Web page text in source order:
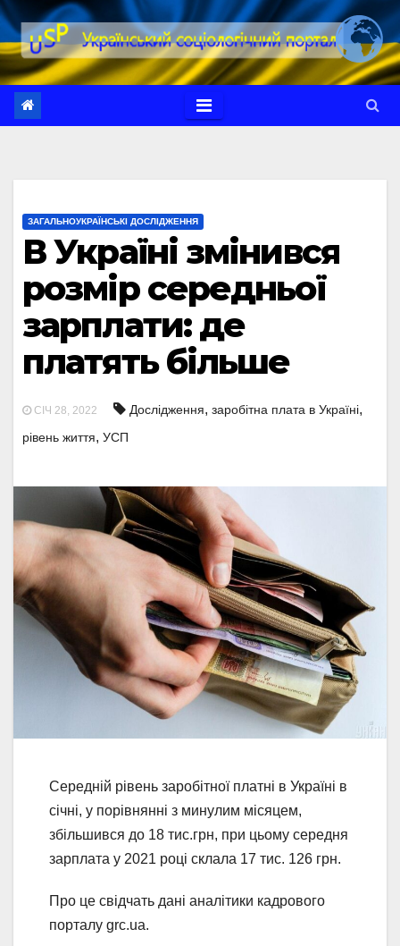
Перейти
до
вмісту
ЗАГАЛЬНОУКРАЇНСЬКІ ДОСЛІДЖЕННЯ
В Україні змінився
розмір середньої
зарплати: де
платять більше
СІЧ 28, 2022 Дослідження, заробітна плата в Україні,
рівень життя, УСП
Середній рівень заробітної платні в Україні в
січні, у порівнянні з минулим місяцем,
збільшився до 18 тис.грн, при цьому середня
зарплата у 2021 році склала 17 тис. 126 грн.
Про це свідчать дані аналітики кадрового
порталу grc.ua.